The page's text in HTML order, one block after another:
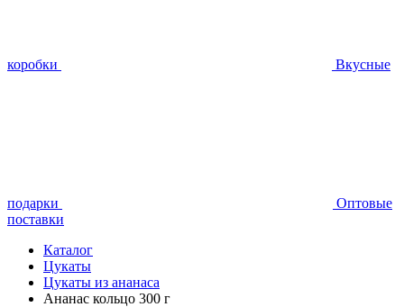
коробки Вкусные
подарки
Оптовые
поставки
Каталог
Цукаты
Цукаты из ананаса
Ананас кольцо 300 г